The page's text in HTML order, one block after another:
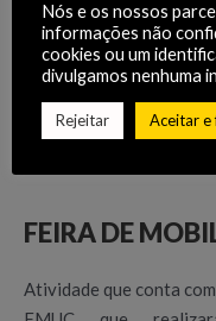
FEIRA DE
Atividade que conta
Nós e os nossos
informações não
cookies ou um
divulgamos nenhuma
Rejeitar Aceitar e